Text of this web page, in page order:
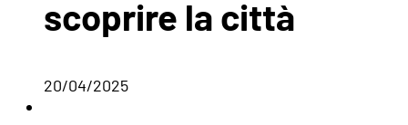
scoprire la città
20/04/2025